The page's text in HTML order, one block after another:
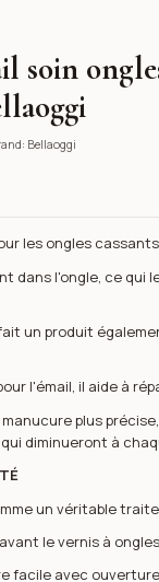
soin
Bellaoggi
les ongles
dans l'ongle, ce qui
un produit
l'émail, il aide à
plus
diminueront à
un véritable
le vernis à
facile avec